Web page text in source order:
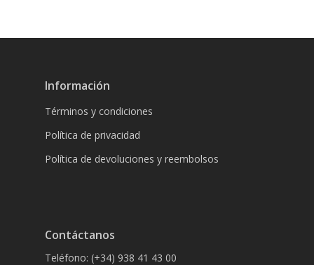
Información
Términos y condiciones
Política de privacidad
Política de devoluciones y reembolsos
Contáctanos
Teléfono: (+34) 938 41 43 00